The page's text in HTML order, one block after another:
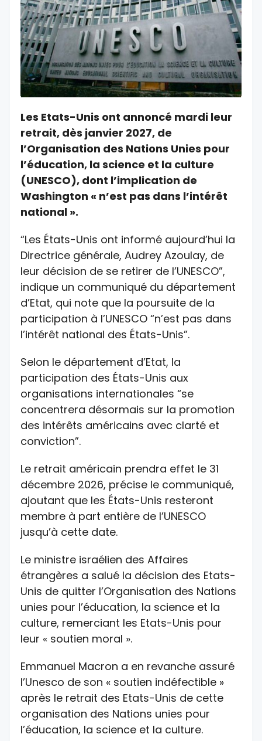
Les Etats-Unis ont annoncé mardi leur
retrait, dès janvier 2027, de
l’Organisation des Nations Unies pour
l’éducation, la science et la culture
(UNESCO), dont l’implication de
Washington « n’est pas dans l’intérêt
national ».
“Les États-Unis ont informé aujourd’hui la
Directrice générale, Audrey Azoulay, de
leur décision de se retirer de l’UNESCO”,
indique un communiqué du département
d’Etat, qui note que la poursuite de la
participation à l’UNESCO “n’est pas dans
l’intérêt national des États-Unis”.
Selon le département d’Etat, la
participation des États-Unis aux
organisations internationales “se
concentrera désormais sur la promotion
des intérêts américains avec clarté et
conviction”.
Le retrait américain prendra effet le 31
décembre 2026, précise le communiqué,
ajoutant que les États-Unis resteront
membre à part entière de l’UNESCO
jusqu’à cette date.
Le ministre israélien des Affaires
étrangères a salué la décision des Etats-
Unis de quitter l’Organisation des Nations
unies pour l’éducation, la science et la
culture, remerciant les Etats-Unis pour
leur « soutien moral ».
Emmanuel Macron a en revanche assuré
l’Unesco de son « soutien indéfectible »
après le retrait des Etats-Unis de cette
organisation des Nations unies pour
l’éducation, la science et la culture.